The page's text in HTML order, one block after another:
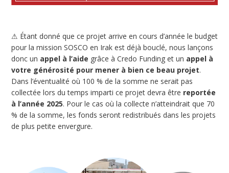
⚠ Étant donné que ce projet arrive en cours d’année le budget
pour la mission SOSCO en Irak est déjà bouclé, nous lançons
donc un appel à l’aide grâce à Credo Funding et un appel à
votre générosité pour mener à bien ce beau projet.
Dans l’éventualité où 100 % de la somme ne serait pas
collectée lors du temps imparti ce projet devra être reportée
à l’année 2025. Pour le cas où la collecte n’atteindrait que 70
% de la somme, les fonds seront redistribués dans les projets
de plus petite envergure.